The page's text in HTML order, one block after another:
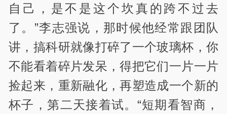
自己，是不是这个坎真的跨不过去
了。”李志强说，那时候他经常跟团队
讲，搞科研就像打碎了一个玻璃杯，你
不能看着碎片发呆，得把它们一片一片
捡起来，重新融化，再塑造成一个新的
杯子，第二天接着试。“短期看智商，